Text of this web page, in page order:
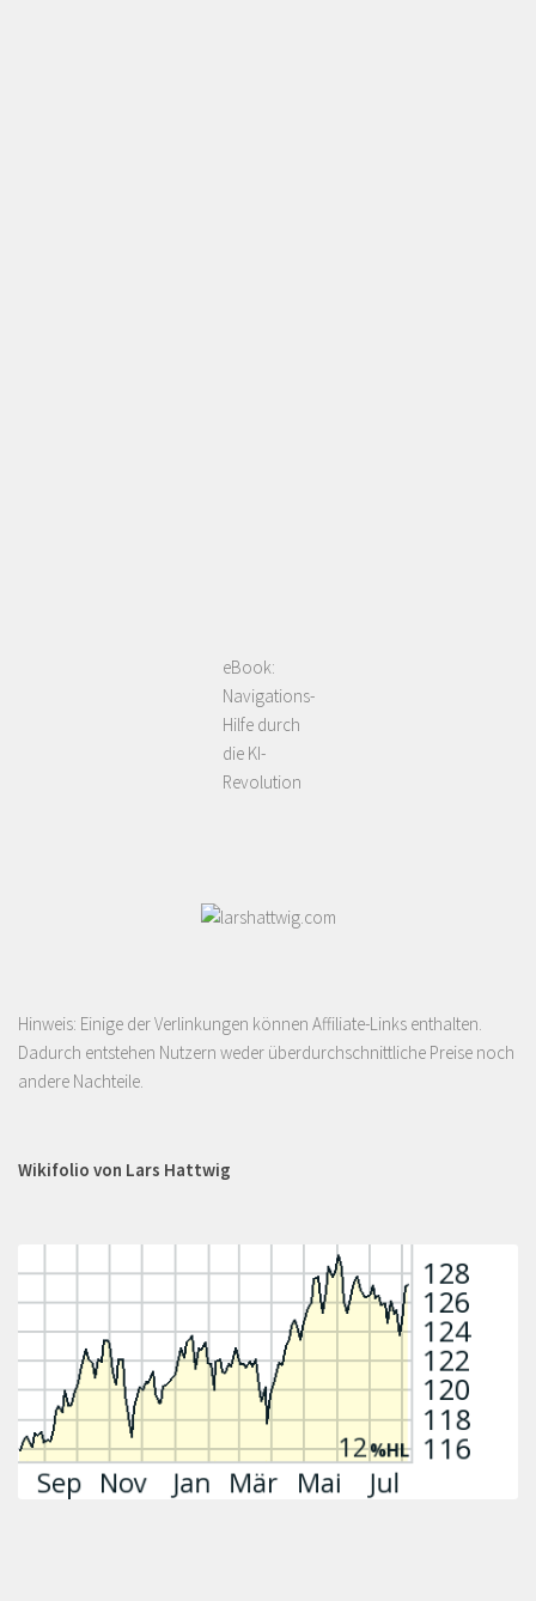
eBook:
Navigations-
Hilfe durch
die KI-
Revolution
Hinweis: Einige der Verlinkungen können Affiliate-Links enthalten.
Dadurch entstehen Nutzern weder überdurchschnittliche Preise noch
andere Nachteile.
Wikifolio von Lars Hattwig